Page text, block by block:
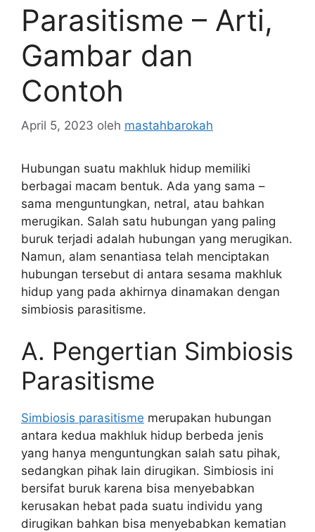
Parasitisme – Arti,
Gambar dan
Contoh
April 5, 2023 oleh mastahbarokah
Hubungan suatu makhluk hidup memiliki
berbagai macam bentuk. Ada yang sama –
sama menguntungkan, netral, atau bahkan
merugikan. Salah satu hubungan yang paling
buruk terjadi adalah hubungan yang merugikan.
Namun, alam senantiasa telah menciptakan
hubungan tersebut di antara sesama makhluk
hidup yang pada akhirnya dinamakan dengan
simbiosis parasitisme.
A. Pengertian Simbiosis
Parasitisme
Simbiosis parasitisme merupakan hubungan
antara kedua makhluk hidup berbeda jenis
yang hanya menguntungkan salah satu pihak,
sedangkan pihak lain dirugikan. Simbiosis ini
bersifat buruk karena bisa menyebabkan
kerusakan hebat pada suatu individu yang
dirugikan bahkan bisa menyebabkan kematian